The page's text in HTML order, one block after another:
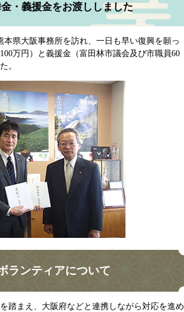
・義援金をお渡ししました
本県大阪事務所を訪れ、一日も早い復興を願っ
万円）と義援金（富田林市議会及び市職員60
。
ランティアについて
踏まえ、大阪府などと連携しながら対応を進め